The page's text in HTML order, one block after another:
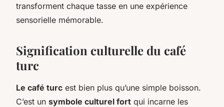
transforment chaque tasse en une expérience
sensorielle mémorable.
Signification culturelle du café
turc
Le café turc est bien plus qu’une simple boisson.
C’est un symbole culturel fort qui incarne les